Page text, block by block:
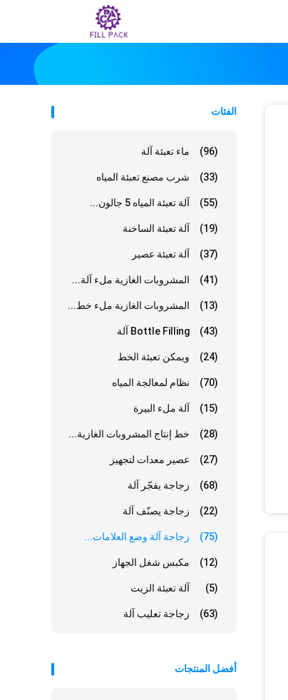
الفئات
ماء تعبئة آلة (96)
شرب مصنع تعبئة المياه (33)
آلة تعبئة المياه 5 جالون... (55)
آلة تعبئة الساخنة (19)
آلة تعبئة عصير (37)
المشروبات الغازية ملء آلة... (41)
المشروبات الغازية ملء خط... (13)
Bottle Filling آلة (43)
ويمكن تعبئة الخط (24)
نظام لمعالجة المياه (70)
آلة ملء البيرة (15)
خط إنتاج المشروبات الغازية... (28)
عصير معدات لتجهيز (27)
زجاجة يفجّر آلة (68)
زجاجة يصنّف آلة (22)
زجاجة آلة وضع العلامات... (75)
مكبس شغل الجهاز (12)
آلة تعبئة الزيت (5)
زجاجة تعليب آلة (63)
أفضل المنتجات